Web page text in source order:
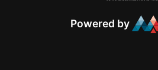
Powered by